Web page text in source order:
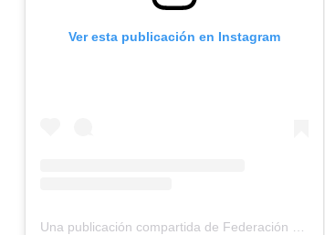
Ver esta publicación en Instagram